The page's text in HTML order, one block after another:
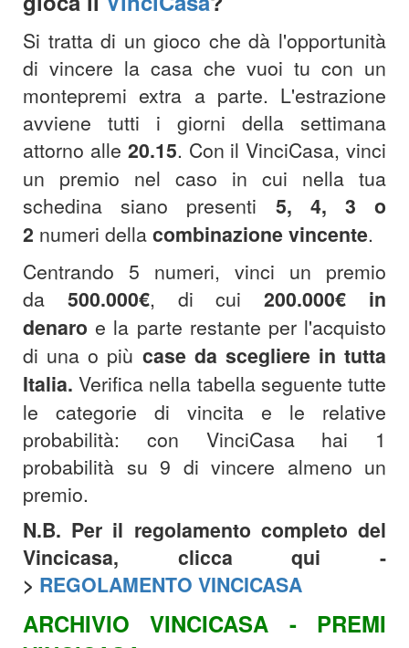
Si tratta di un gioco che dà l'opportunità
di vincere la casa che vuoi tu con un
montepremi extra a parte. L'estrazione
avviene tutti i giorni della settimana
attorno alle 20.15. Con il VinciCasa, vinci
un premio nel caso in cui nella tua
schedina siano presenti 5, 4, 3 o
2 numeri della combinazionevincente.
Centrando 5 numeri, vinci un premio
da 500.000€, di cui200.000€
in
denaroe la parte restante per l'acquisto
di una o più case da scegliere in tutta
Italia.Verifica nella tabella seguente tutte
le categorie di vincita e le relative
probabilità: con VinciCasa hai 1
probabilità su 9 di vincere almeno un
premio.
N.B. Per il regolamento completo del
Vincicasa, clicca qui -
> REGOLAMENTO VINCICASA
ARCHIVIO VINCICASA - PREMI